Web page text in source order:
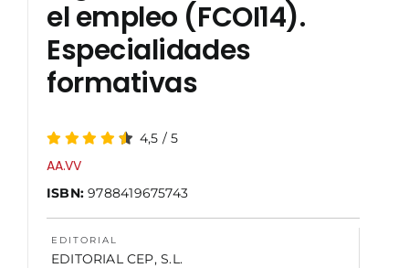
NOSOTROS
el empleo (FCOI14).
Especialidades
formativas
4,5 /5
AA.VV
ISBN:9788419675743
EDITORIAL
EDITORIAL CEP, S.L.